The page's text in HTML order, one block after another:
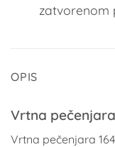
zatvorenom
OPIS
Vrtna
Vrtna pečenjara